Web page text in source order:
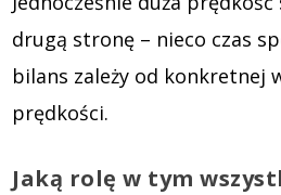
drugą stronę – nieco czas
bilans zależy od konkretnej
prędkości.
Jaką rolę w tym